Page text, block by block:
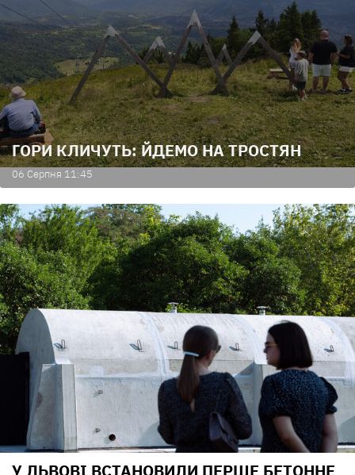
ГОРИ КЛИЧУТЬ: ЙДЕМО НА ТРОСТЯН
06 Серпня 11:45
У ЛЬВОВІ ВСТАНОВИЛИ ПЕРШЕ БЕТОННЕ